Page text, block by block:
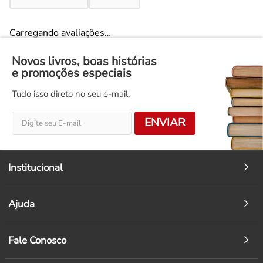
O tapete voador
R$ 42,00